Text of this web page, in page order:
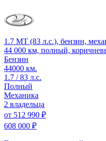
1.7 MT (83 л.с.), бензин,
44 000 км, полный,
Бензин
44000 км.
1.7 / 83 л.с.
Полный
Механика
2 владельца
от 512 990 ₽
608 000 ₽